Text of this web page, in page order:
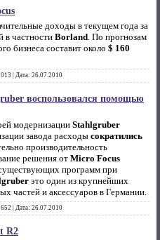
доходы в текущем года за
в частности Borland. По прогнозам
бизнеса составит около $ 160
Дата: 26.07.2010
воспользовался помощью
модернизации Stahlgruber
завода расходы сократились
производительность
решения от Micro Focus
программ при
это один из крупнейших
частей и аксессуаров в Германии.
Дата: 26.07.2010
R2